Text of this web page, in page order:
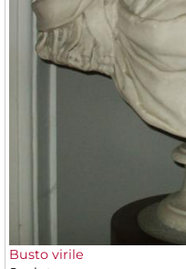
Busto virile